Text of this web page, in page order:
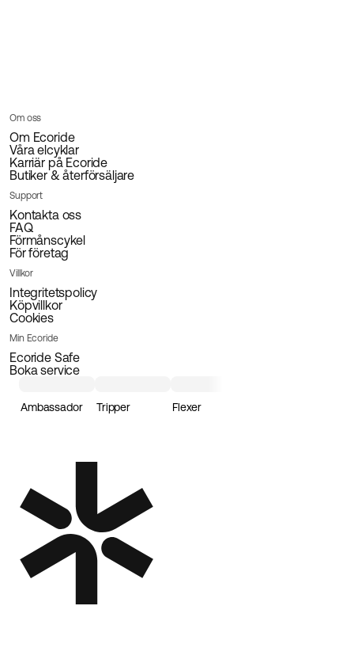
Om oss
Om Ecoride
Våra elcyklar
Karriär på Ecoride
Butiker & återförsäljare
Support
Kontakta oss
FAQ
Förmånscykel
För företag
Villkor
Integritetspolicy
Köpvillkor
Cookies
Min Ecoride
Ecoride Safe
Boka service
Ambassador Tripper Flexer